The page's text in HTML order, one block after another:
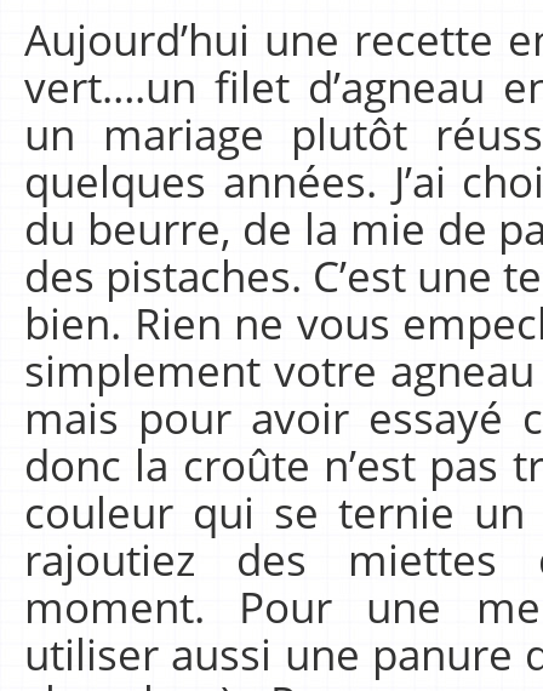
Aujourd’hui une recette
vert….un filet d’agneau
un mariage plutôt
quelques années. J’ai
du beurre, de la mie de
des pistaches. C’est une
bien. Rien ne vous
simplement votre
mais pour avoir essayé
donc la croûte n’est pas
couleur qui se ternie
rajoutiez des miettes
moment. Pour une
utiliser aussi une panure